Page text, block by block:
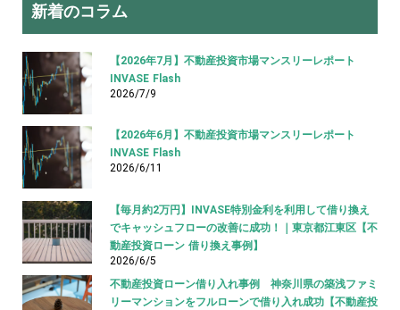
新着のコラム
【2026年7月】不動産投資市場マンスリーレポート
INVASE Flash
2026/7/9
【2026年6月】不動産投資市場マンスリーレポート
INVASE Flash
2026/6/11
【毎月約2万円】INVASE特別金利を利用して借り換え
でキャッシュフローの改善に成功！｜東京都江東区【不
動産投資ローン 借り換え事例】
2026/6/5
不動産投資ローン借り入れ事例 神奈川県の築浅ファミ
リーマンションをフルローンで借り入れ成功【不動産投